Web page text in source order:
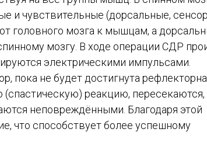
и чувствительные (дорсальные,
головного мозга к мышцам, а
мозгу. В ходе операции СДР
электрическими импульсами.
пока не будет достигнута
реакцию, пересекаются,
неповреждёнными. Благодаря этой
что способствует более успешному